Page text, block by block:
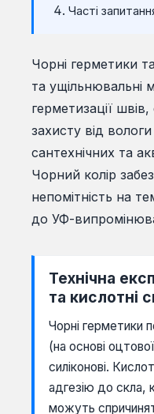
Часті
Чорні герметики
та ущільнювальні
герметизації швів,
захисту від
сантехнічних та
Чорний колір
непомітність на
до УФ-
Технічна
та кислотні
Чорні герметики
(на основі
силіконові.
адгезію до скла,
можуть